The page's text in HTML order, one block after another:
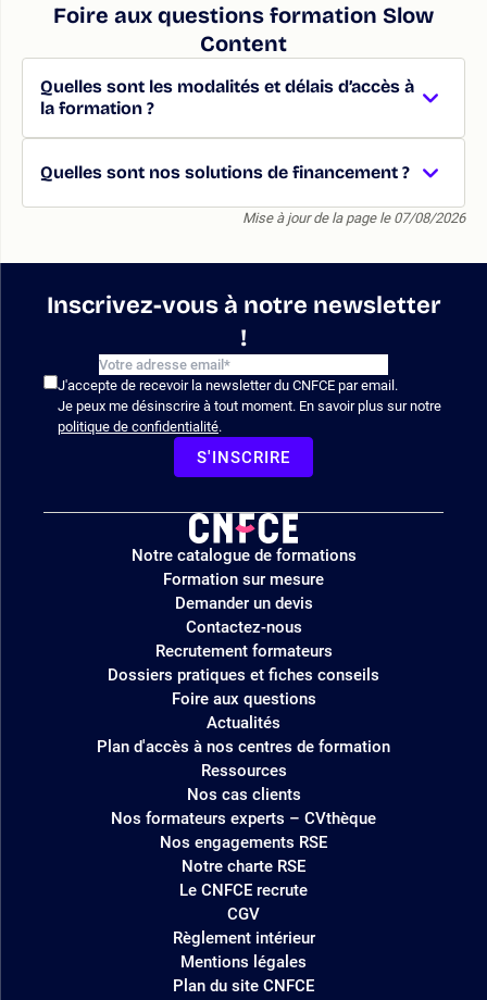
Foire aux questions formation Slow
Content
Quelles sont les modalités et délais d’accès à
la formation ?
Quelles sont nos solutions de financement ?
Mise à jour de la page le 07/08/2026
Inscrivez-vous à notre newsletter
!
J'accepte de recevoir la newsletter du CNFCE par email.
Je peux me désinscrire à tout moment. En savoir plus sur notre
politique de confidentialité.
S'INSCRIRE
Logo
site
Notre catalogue de formations
Formation sur mesure
Demander un devis
Contactez-nous
Recrutement formateurs
Dossiers pratiques et fiches conseils
Foire aux questions
Actualités
Plan d'accès à nos centres de formation
Ressources
Nos cas clients
Nos formateurs experts – CVthèque
Nos engagements RSE
Notre charte RSE
Le CNFCE recrute
CGV
Règlement intérieur
Mentions légales
Plan du site CNFCE